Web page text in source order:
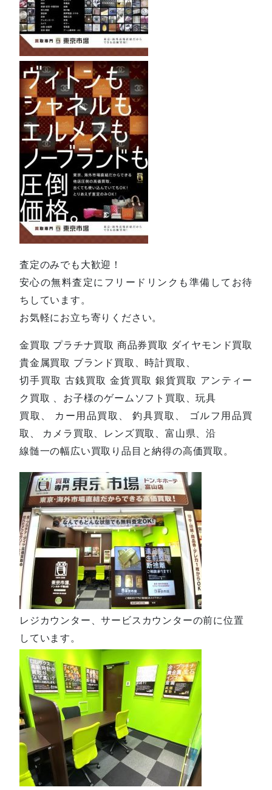
査定のみでも大歓迎！
安心の無料査定にフリードリンクも準備してお待
ちしています。
お気軽にお立ち寄りください。
金買取 プラチナ買取 商品券買取 ダイヤモンド買取
貴金属買取 ブランド買取、時計買取、
切手買取 古銭買取 金貨買取 銀貨買取 アンティー
ク買取 、お子様のゲームソフト買取、玩具
買取、 カー用品買取、 釣具買取、 ゴルフ用品買
取、 カメラ買取、レンズ買取、富山県、沿
線髄一の幅広い買取り品目と納得の高価買取。
レジカウンター、サービスカウンターの前に位置
しています。